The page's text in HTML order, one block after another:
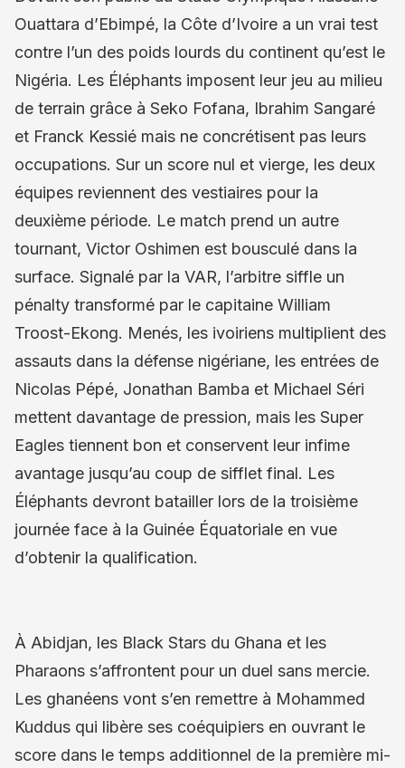
Ouattara d’Ebimpé, la Côte d’Ivoire a un vrai test
contre l’un des poids lourds du continent qu’est le
Nigéria. Les Éléphants imposent leur jeu au milieu
de terrain grâce à Seko Fofana, Ibrahim Sangaré
et Franck Kessié mais ne concrétisent pas leurs
occupations. Sur un score nul et vierge, les deux
équipes reviennent des vestiaires pour la
deuxième période. Le match prend un autre
tournant, Victor Oshimen est bousculé dans la
surface. Signalé par la VAR, l’arbitre siffle un
pénalty transformé par le capitaine William
Troost-Ekong. Menés, les ivoiriens multiplient des
assauts dans la défense nigériane, les entrées de
Nicolas Pépé, Jonathan Bamba et Michael Séri
mettent davantage de pression, mais les Super
Eagles tiennent bon et conservent leur infime
avantage jusqu’au coup de sifflet final. Les
Éléphants devront batailler lors de la troisième
journée face à la Guinée Équatoriale en vue
d’obtenir la qualification.
À Abidjan, les Black Stars du Ghana et les
Pharaons s’affrontent pour un duel sans mercie.
Les ghanéens vont s’en remettre à Mohammed
Kuddus qui libère ses coéquipiers en ouvrant le
score dans le temps additionnel de la première mi-